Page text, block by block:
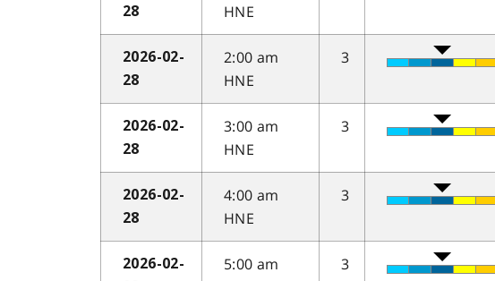
28
HNE
2026-02-
28
2:00 am
HNE
3
2026-02-
28
3:00 am
HNE
3
2026-02-
28
4:00 am
HNE
3
2026-02-
5:00 am
3